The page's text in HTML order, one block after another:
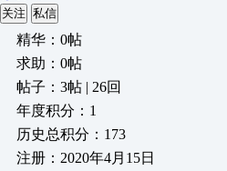
关注 私信
精华：0帖
求助：0帖
帖子：3帖 | 26回
年度积分：1
历史总积分：173
注册：2020年4月15日